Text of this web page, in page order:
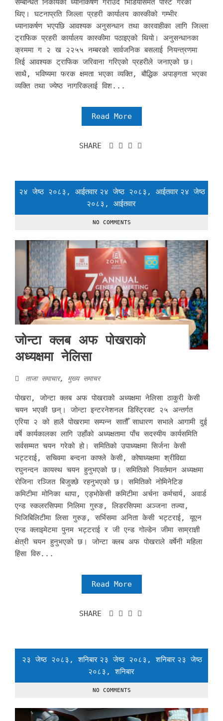
सम्बन्धित निकायको ध्यानाकर्षण गराउँदै भिडियोसमेत पोस्ट गरेका
थिए। घटनाप्रति जिल्ला प्रहरी कार्यालय कास्कीको गम्भीर
ध्यानाकर्षण भएपछि आवश्यक अनुसन्धान तथा कारवाहीका लागि जिल्ला
ट्राफिक प्रहरी कार्यालय कास्कीमा पठाइएको थियो। अनुसन्धानका
क्रममा ग २ ख २२५५ नम्बरको सार्वजनिक बसलाई नियन्त्रणमा
लिई आवश्यक ट्राफिक जरिवाना गरिएको प्रहरीले जनाएको छ।
साथै, भविष्यमा फरक क्षमता भएका व्यक्ति, बौद्धिक अपाङ्गता भएका
व्यक्ति तथा ज्येष्ठ नागरिकलाई विश...
Read More
SHARE
२४ जेष्ठ २०८३, आईतवार २४ जेष्ठ २०८३, आईतवार २४ जेष्ठ
२०८३, आईतवार
NO COMMENTS
जोन्टा क्लब अफ पोखराको
अध्यक्षमा नेलिसा
ताजा समाचार, मुख्य समाचर
पोखरा, जोन्टा क्लब अफ पोखराको अध्यक्षमा नेलिसा ठाकुरी केसी
चयन भएकी छन्। जोन्टा इन्टरनेशनल डिस्ट्रिक्ट २५ अन्तर्गत
एरिया २ को हालै पोखरामा सम्पन्न सातौँ साधारण सभाले आगामी दुई
वर्षे कार्यकालका लागि उहाँको अध्यक्षतामा पाँच सदस्यीय कार्यसमिति
सर्वसम्मत चयन गरेको हो। समितिको उपाध्यक्षमा सिर्जना केसी
भट्टराई, सचिवमा बन्दना काफ्ले केसी, कोषाध्यक्षमा श्रीविद्या
रघुनन्दन कायस्थ चयन हुनुभएको छ। समितिको निवर्तमान अध्यक्षमा
रोजिना रञ्जित बिजुक्छे रहनुभएको छ। समितिको नोमिनेटिङ
कमिटीमा मोनिका थापा, एड्भोकेसी कमिटीमा अर्चना कर्मचार्य, अवार्ड
एन्ड स्कलरसिपमा निलिमा गुरुङ, लिडरसिपमा अञ्जना तज्या,
भिजिबिलिटीमा लिसा गुरुङ, सर्भिसमा अनिता केसी भट्टराई, यूएन
एन्ड क्लाइमेटमा पुनम भट्टराई र जी एन्ड गोल्डेन जीमा साम्राज्ञी
क्षेत्री चयन हुनुभएको छ। जोन्टा क्लब अफ पोखराले वर्षेनी महिला
हिंसा विरु...
Read More
SHARE
२३ जेष्ठ २०८३, शनिबार २३ जेष्ठ २०८३, शनिबार २३ जेष्ठ
२०८३, शनिबार
NO COMMENTS